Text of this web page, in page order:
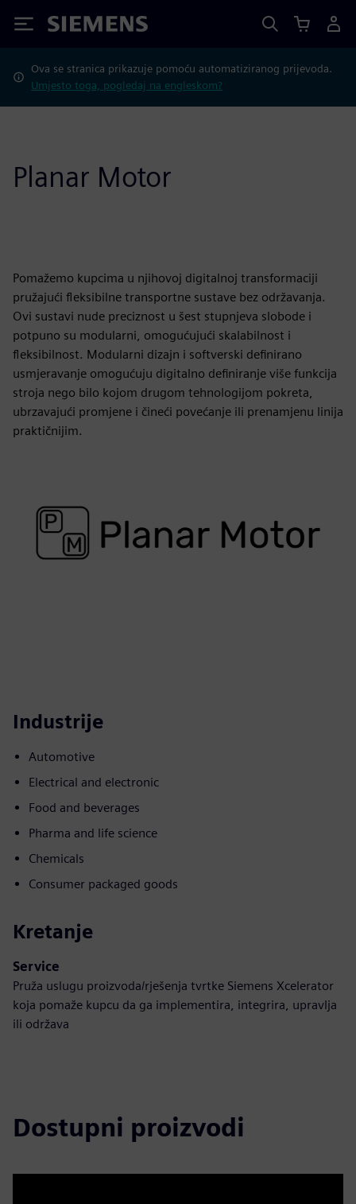
Siemens
Ova se stranica prikazuje pomoću automatiziranog prijevoda.
Umjesto toga, pogledaj na engleskom?
Planar Motor
Pomažemo kupcima u njihovoj digitalnoj transformaciji
pružajući fleksibilne transportne sustave bez održavanja.
Ovi sustavi nude preciznost u šest stupnjeva slobode i
potpuno su modularni, omogućujući skalabilnost i
fleksibilnost. Modularni dizajn i softverski definirano
usmjeravanje omogućuju digitalno definiranje više funkcija
stroja nego bilo kojom drugom tehnologijom pokreta,
ubrzavajući promjene i čineći povećanje ili prenamjenu linija
praktičnijim.
Industrije
Automotive
Electrical and electronic
Food and beverages
Pharma and life science
Chemicals
Consumer packaged goods
Kretanje
Service
Pruža uslugu proizvoda/rješenja tvrtke Siemens Xcelerator
koja pomaže kupcu da ga implementira, integrira, upravlja
ili održava
Dostupni proizvodi